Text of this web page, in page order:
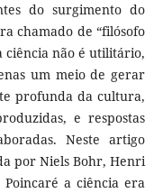
do surgimento do
chamado de “filósofo
ciência não é utilitário,
um meio de gerar
profunda da cultura,
e respostas
Neste artigo
por Niels Bohr, Henri
a ciência era